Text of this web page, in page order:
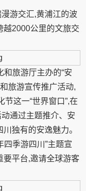
游交汇,黄浦江的波
越2000公里的文旅交
旅游厅主办的“安
旅游宣传推广活动,
这一“世界窗口”,在
通过主题推介、安
独有的安逸魅力。
四季游四川”主题宣
要平台,邀请全球游客